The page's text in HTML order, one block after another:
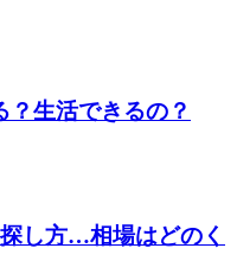
生活できるの？
し方…相場はどのく